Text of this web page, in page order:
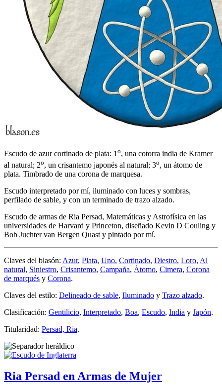
Escudo de azur cortinado de plata: 1o, una cotorra india de Kramer
al natural; 2o, un crisantemo japonés al natural; 3o, un átomo de
plata. Timbrado de una corona de marquesa.
Escudo interpretado por mí, iluminado con luces y sombras,
perfilado de sable, y con un terminado de trazo alzado.
Escudo de armas de Ria Persad, Matemáticas y Astrofísica en las
universidades de Harvard y Princeton, diseñado Kevin D Couling y
Bob Juchter van Bergen Quast y pintado por mí.
Claves del blasón: Azur, Plata, Uno, Cortinado, Diestro, Loro, Al
natural, Siniestro, Crisantemo, Campaña, Átomo, Cimera, Corona
de marqués y Corona.
Claves del estilo: Delineado de sable, Iluminado y Trazo alzado.
Clasificación: Gentilicio, Interpretado, Boa, Escudo, India y Japón.
Titularidad: Persad, Ria.
Ria Persad en Armas de Mujer